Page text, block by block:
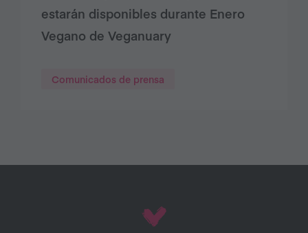
estarán disponibles durante Enero
Vegano de Veganuary
Comunicados de prensa